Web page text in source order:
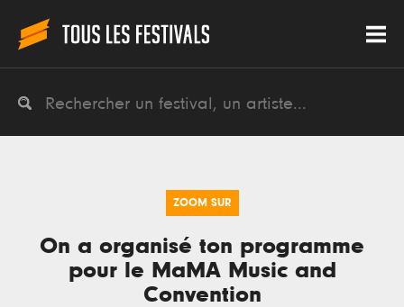
ZOOM SUR
On a organisé ton programme
pour le MaMA Music and
Convention